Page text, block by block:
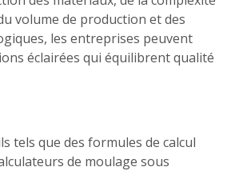
volume de production et des
les entreprises peuvent
éclairées qui équilibrent qualité
tels que des formules de calcul
de moulage sous